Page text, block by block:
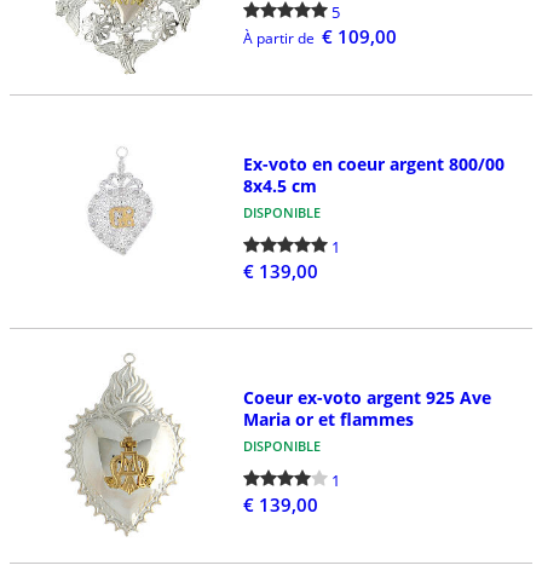
5
À partir de € 109,00
Ex-voto en coeur argent 800/00
8x4.5 cm
DISPONIBLE
1
€ 139,00
Coeur ex-voto argent 925 Ave
Maria or et flammes
DISPONIBLE
1
€ 139,00